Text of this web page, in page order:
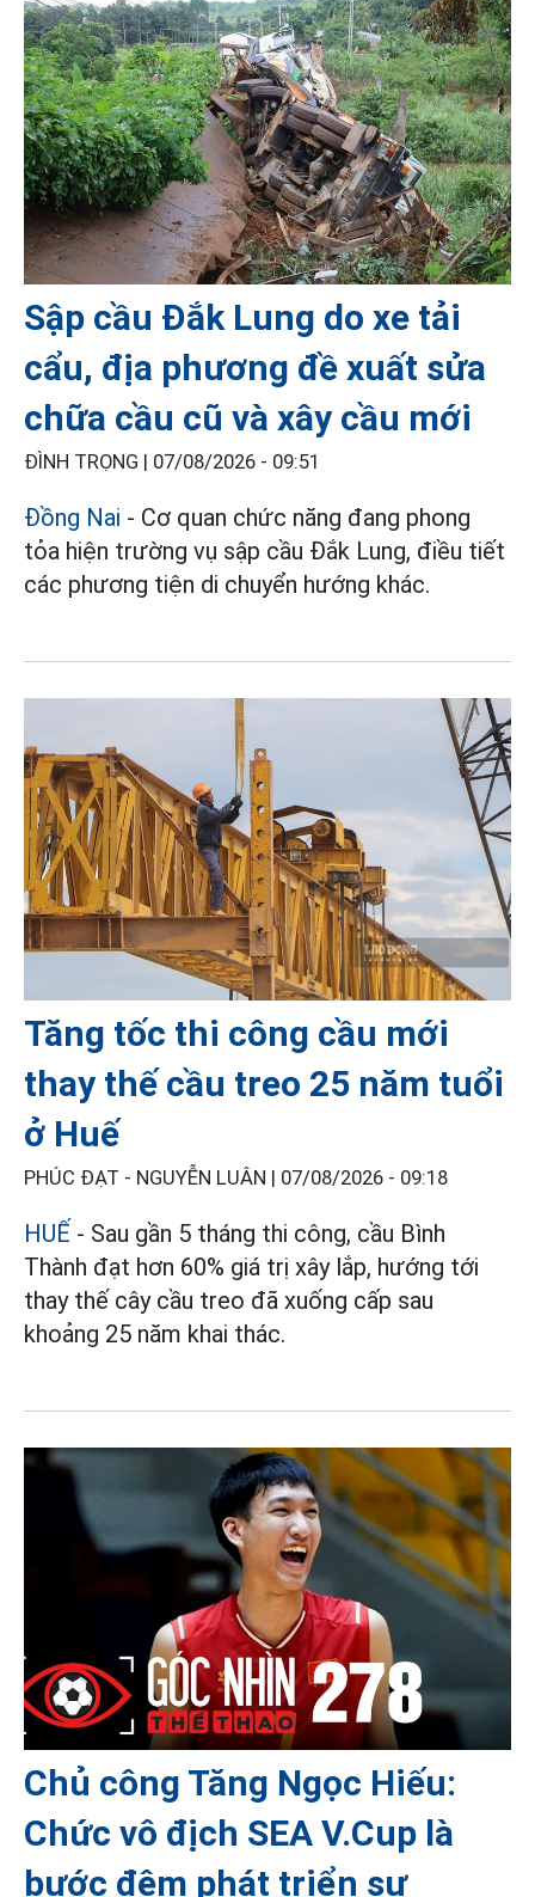
Sập cầu Đắk Lung do xe tải
cẩu, địa phương đề xuất sửa
chữa cầu cũ và xây cầu mới
ĐÌNH TRỌNG | 07/08/2026 - 09:51
Đồng Nai - Cơ quan chức năng đang phong
tỏa hiện trường vụ sập cầu Đắk Lung, điều tiết
các phương tiện di chuyển hướng khác.
Tăng tốc thi công cầu mới
thay thế cầu treo 25 năm tuổi
ở Huế
PHÚC ĐẠT - NGUYỄN LUÂN | 07/08/2026 - 09:18
HUẾ - Sau gần 5 tháng thi công, cầu Bình
Thành đạt hơn 60% giá trị xây lắp, hướng tới
thay thế cây cầu treo đã xuống cấp sau
khoảng 25 năm khai thác.
Chủ công Tăng Ngọc Hiếu:
Chức vô địch SEA V.Cup là
bước đệm phát triển sự